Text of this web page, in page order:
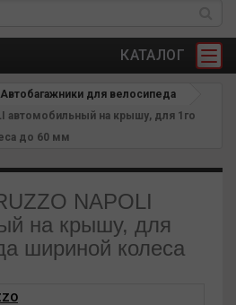
КАТАЛОГ
Автобагажники для велосипеда
автомобильный на крышу, для 1го
до 60 мм
NAPOLI
на крышу, для
шириной колеса